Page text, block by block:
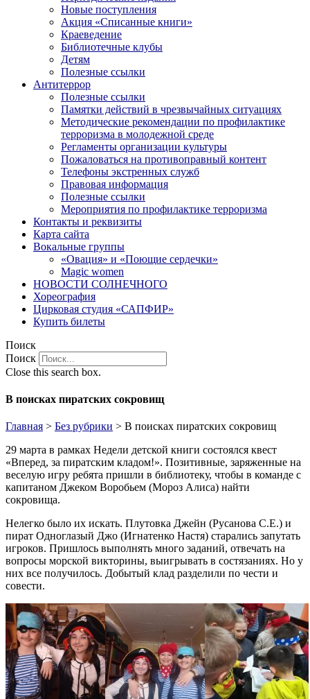
Новые поступления
Акция «Списанные книги»
Краеведение
Библиотечные клубы
Детям
Полезные ссылки
Антитеррор
Полезные ссылки
Памятки действий в чрезвычайных ситуациях
Методические рекомендации по профилактике
терроризма в молодежной среде
Регламенты организации культуры
Пожаловаться на противоправный контент
Телефоны экстренных служб
Правовая информация
Полезные ссылки
Мероприятия по профилактике терроризма
Контакты и реквизиты
Карта сайта
Вокальные группы
«Овация» и «Поющие сердечки»
Magic women
НОВОСТИ СОЛНЕЧНОГО
Хореография
Цирковая студия «САПФИР»
Купить билеты
Поиск
Поиск
Close this search box.
В поисках пиратских сокровищ
Главная > Без рубрики > В поисках пиратских сокровищ
29 марта в рамках Недели детской книги состоялся квест
«Вперед, за пиратским кладом!». Позитивные, заряженные на
веселую игру ребята пришли в библиотеку, чтобы в команде с
капитаном Джеком Воробьем (Мороз Алиса) найти
сокровища.
Нелегко было их искать. Плутовка Джейн (Русанова С.Е.) и
пират Одноглазый Джо (Игнатенко Настя) старались запутать
игроков. Пришлось выполнять много заданий, отвечать на
вопросы морской викторины, выигрывать в состязаниях. Но у
них все получилось. Добытый клад разделили по чести и
совести.